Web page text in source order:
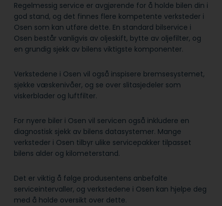
Regelmessig service er avgjørende for å holde bilen din i
god stand, og det finnes flere kompetente verksteder i
Osen som kan utføre dette. En standard bilservice i
Osen består vanligvis av oljeskift, bytte av oljefilter, og
en grundig sjekk av bilens viktigste komponenter.
Verkstedene i Osen vil også inspisere bremsesystemet,
sjekke væskenivåer, og se over slitasjedeler som
viskerblader og luftfilter.
For nyere biler i Osen vil servicen også inkludere en
diagnostisk sjekk av bilens datasystemer. Mange
verksteder i Osen tilbyr ulike servicepakker tilpasset
bilens alder og kilometerstand.
Det er viktig å følge produsentens anbefalte
serviceintervaller, og verkstedene i Osen kan hjelpe deg
med å holde oversikt over dette.